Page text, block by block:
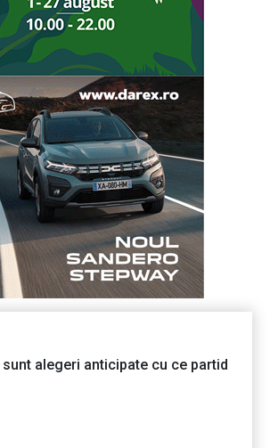
sunt alegeri anticipate cu ce partid